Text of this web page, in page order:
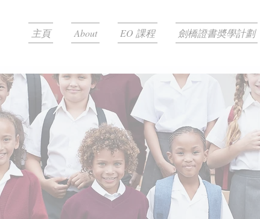
主頁 About EO 課程 劍橋證書奬學計劃